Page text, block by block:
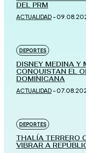
DEL PRM
ACTUALIDAD -
DEPORTES
DISNEY MEDINA Y
CONQUISTAN EL
DOMINICANA
ACTUALIDAD -
DEPORTES
THALÍA TERRERO
VIBRAR A